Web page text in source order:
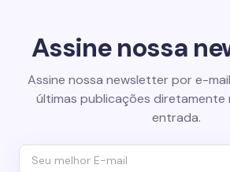
Assine nossa
Assine nossa newsletter por e-
últimas publicações diretamente
entrada.